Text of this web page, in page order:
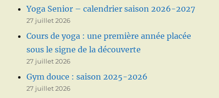
Yoga Senior – calendrier saison 2026-2027
27 juillet 2026
Cours de yoga : une première année placée
sous le signe de la découverte
27 juillet 2026
Gym douce : saison 2025-2026
27 juillet 2026